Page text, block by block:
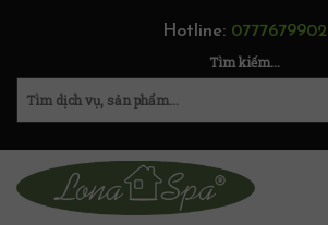
Hotline: 0777679902
Tìm kiếm...